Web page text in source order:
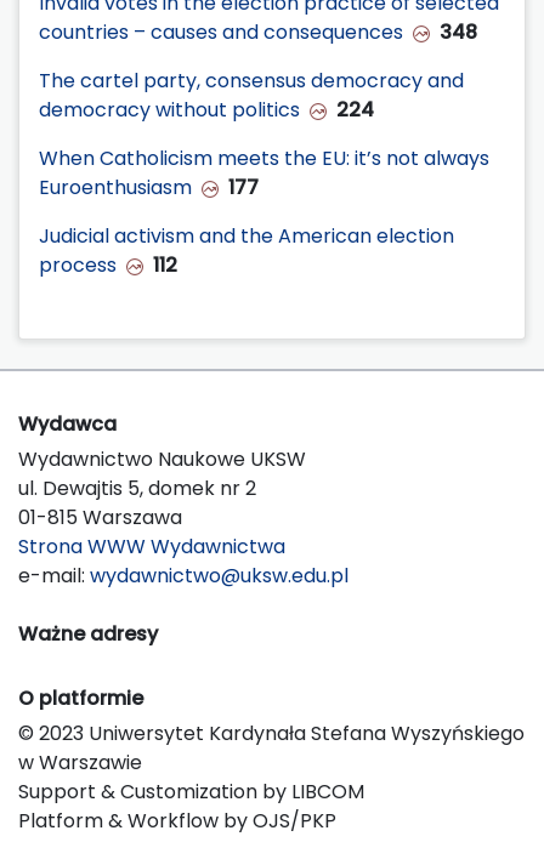
countries – causes and consequences
348
The cartel party, consensus democracy and
democracy without politics
224
When Catholicism meets the EU: it’s not always
Euroenthusiasm
177
Judicial activism and the American election
process
112
Wydawca
Wydawnictwo Naukowe UKSW
ul. Dewajtis 5, domek nr 2
01-815 Warszawa
Strona WWW Wydawnictwa
e-mail: wydawnictwo@uksw.edu.pl
Ważne adresy
O platformie
© 2023 Uniwersytet Kardynała Stefana Wyszyńskiego
w Warszawie
Support & Customization by LIBCOM
Platform & Workflow by OJS/PKP